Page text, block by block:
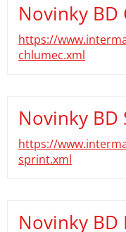
Novinky BD
https://
chlumec.xml
Novinky BD
https://
sprint.xml
Novinky BD